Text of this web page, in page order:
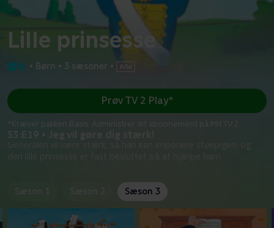
Lille prinsesse
• Børn • 3 sæsoner •
S3:E19 • Jeg vil gøre dig stærk!
den lille prinsesse er fast besluttet på at hjælpe ham.
Prøv TV 2 Play*
*Kræver pakken Basis. Administrer dit abonnement på Mit TV 2.
Sæson 3